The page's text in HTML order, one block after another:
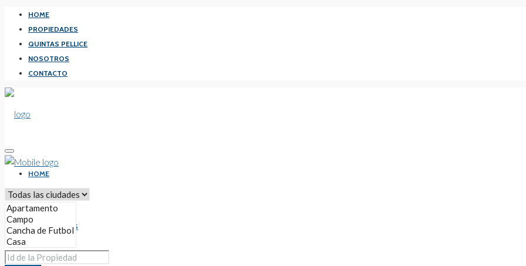
HOME
PROPIEDADES
QUINTAS PELLICE
NOSOTROS
CONTACTO
HOME
PROPIEDADES